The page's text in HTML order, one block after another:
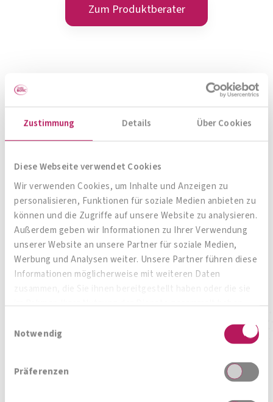
Zustimmung Details Über Cookies
Diese Webseite verwendet Cookies
Wir verwenden Cookies, um Inhalte und Anzeigen zu
personalisieren, Funktionen für soziale Medien anbieten zu
können und die Zugriffe auf unsere Website zu analysieren.
Außerdem geben wir Informationen zu Ihrer Verwendung
unserer Website an unsere Partner für soziale Medien,
Werbung und Analysen weiter. Unsere Partner führen diese
Informationen möglicherweise mit weiteren Daten
im Rahmen Ihrer Nutzung der Dienste gesammelt haben.
Notwendig
Präferenzen
Zum Produktberater
OMNi-BiOTiC® ViTAL
Immunelixier
Vitalität für Immunsystem und Darm*